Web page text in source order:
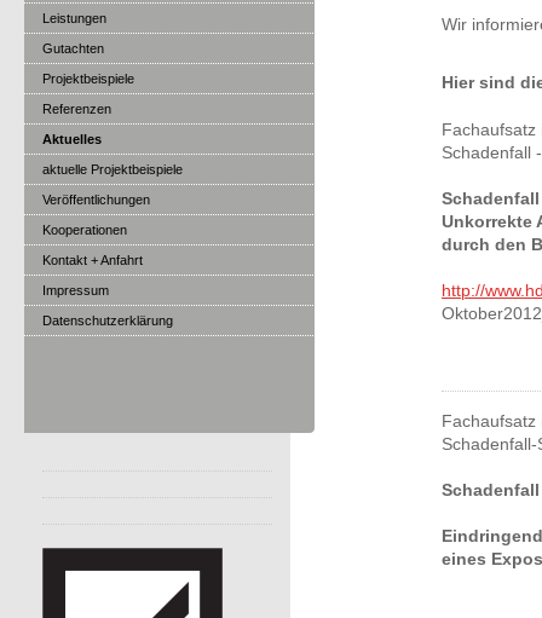
Wir
Hier sind
Schadenfall
Schadenfall
Unkorrekte
durch den
http://
Schadenfall-
Schadenfall
eines
Leistungen
Gutachten
Projektbeispiele
Referenzen
Aktuelles
aktuelle Projektbeispiele
Veröffentlichungen
Kooperationen
Kontakt + Anfahrt
Impressum
Datenschutzerklärung